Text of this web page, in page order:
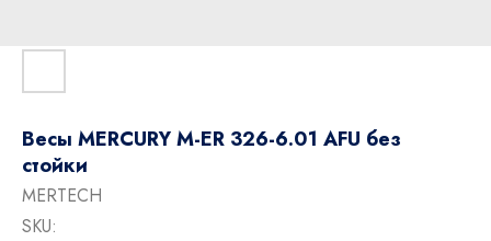
Весы MERCURY M-ER 326-6.01 AFU без
стойки
MERTECH
SKU: